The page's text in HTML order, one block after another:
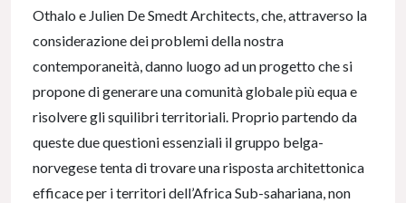
Othalo e Julien De Smedt Architects, che, attraverso la
considerazione dei problemi della nostra
contemporaneità, danno luogo ad un progetto che si
propone di generare una comunità globale più equa e
risolvere gli squilibri territoriali. Proprio partendo da
queste due questioni essenziali il gruppo belga-
norvegese tenta di trovare una risposta architettonica
efficace per i territori dell’Africa Sub-sahariana, non